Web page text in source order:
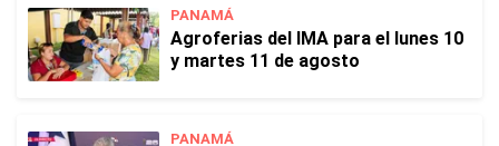
PANAMÁ
Agroferias del IMA para el lunes 10
y martes 11 de agosto
PANAMÁ